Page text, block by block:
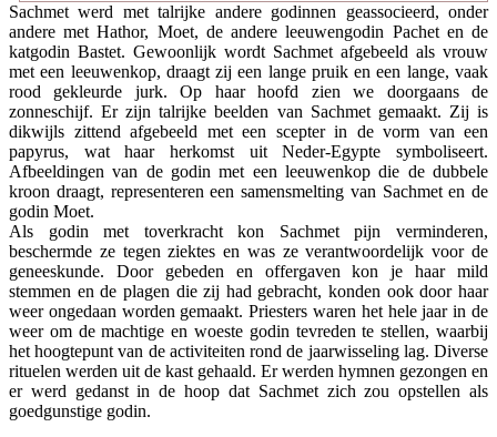
Sachmet werd met talrijke andere godinnen geassocieerd, onder
andere met Hathor, Moet, de andere leeuwengodin Pachet en de
katgodin Bastet. Gewoonlijk wordt Sachmet afgebeeld als vrouw
met een leeuwenkop, draagt zij een lange pruik en een lange, vaak
rood gekleurde jurk. Op haar hoofd zien we doorgaans de
zonneschijf. Er zijn talrijke beelden van Sachmet gemaakt. Zij is
dikwijls zittend afgebeeld met een scepter in de vorm van een
papyrus, wat haar herkomst uit Neder-Egypte symboliseert.
Afbeeldingen van de godin met een leeuwenkop die de dubbele
kroon draagt, representeren een samensmelting van Sachmet en de
godin Moet.
Als godin met toverkracht kon Sachmet pijn verminderen,
beschermde ze tegen ziektes en was ze verantwoordelijk voor de
geneeskunde. Door gebeden en offergaven kon je haar mild
stemmen en de plagen die zij had gebracht, konden ook door haar
weer ongedaan worden gemaakt. Priesters waren het hele jaar in de
weer om de machtige en woeste godin tevreden te stellen, waarbij
het hoogtepunt van de activiteiten rond de jaarwisseling lag. Diverse
rituelen werden uit de kast gehaald. Er werden hymnen gezongen en
er werd gedanst in de hoop dat Sachmet zich zou opstellen als
goedgunstige godin.